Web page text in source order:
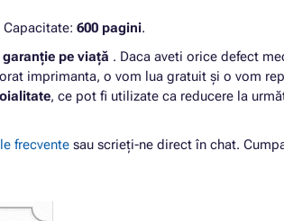
Capacitate: 600 pagini.
garanție pe viață . Daca aveti orice defect
imprimanta, o vom lua gratuit și o vom
, ce pot fi utilizate ca reducere la
frecvente sau scrieți-ne direct în chat.